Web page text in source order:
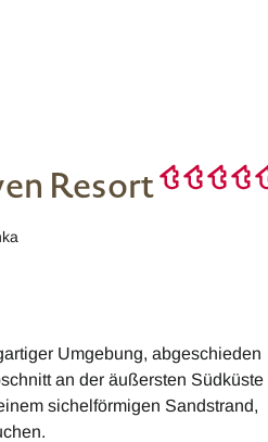
Resort
Umgebung, abgeschieden
an der äußersten Südküste
sichelförmigen Sandstrand,